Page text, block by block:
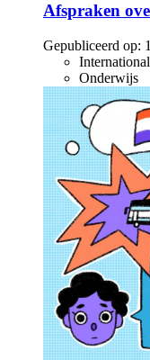
Afspraken
Gepubliceerd op:
Onderwijs